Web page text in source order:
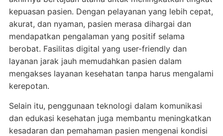
kepuasan pasien. Dengan pelayanan yang lebih cepat,
akurat, dan nyaman, pasien merasa dihargai dan
mendapatkan pengalaman yang positif selama
berobat. Fasilitas digital yang user-friendly dan
layanan jarak jauh memudahkan pasien dalam
mengakses layanan kesehatan tanpa harus mengalami
kerepotan.
Selain itu, penggunaan teknologi dalam komunikasi
dan edukasi kesehatan juga membantu meningkatkan
kesadaran dan pemahaman pasien mengenai kondisi